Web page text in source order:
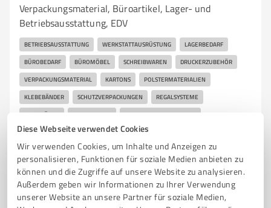
Diese Webseite verwendet Cookies
Wir verwenden Cookies, um Inhalte und Anzeigen zu
personalisieren, Funktionen für soziale Medien anbieten zu
können und die Zugriffe auf unsere Website zu analysieren.
Außerdem geben wir Informationen zu Ihrer Verwendung
unserer Website an unsere Partner für soziale Medien,
Verpackungsmaterial, Büroartikel, Lager- und
Betriebsausstattung, EDV
BETRIEBSAUSSTATTUNG WERKSTATTAUSRÜSTUNG LAGERBEDARF
BÜROBEDARF BÜROMÖBEL SCHREIBWAREN DRUCKERZUBEHÖR
VERPACKUNGSMATERIAL KARTONS POLSTERMATERIALIEN
KLEBEBÄNDER SCHUTZVERPACKUNGEN REGALSYSTEME
WERKBÄNKE LAGERREGALE BETRIEBSEINRICHTUNGEN
VERSANDMATERIAL ARBEITSSICHERHEIT
VERSANDKARTONS PALETTEN VERPACKUNGSLÖSUNGEN
VERSANDZUBEHÖR STAPELBEHÄLTER LAGERBEHÄLTER
VERPACKUNGSZUBEHÖR ARBEITSPLATZMATTEN BETRIEBSMITTEL
BÜROARTIKEL KAUFEN VERPACKUNGSMATERIAL BESTELLEN